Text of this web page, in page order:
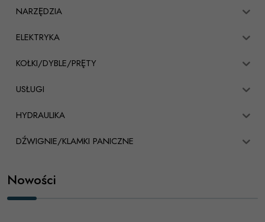
NARZĘDZIA
ELEKTRYKA
KOŁKI/DYBLE/PRĘTY
USŁUGI
HYDRAULIKA
DŹWIGNIE/KLAMKI PANICZNE
Nowości